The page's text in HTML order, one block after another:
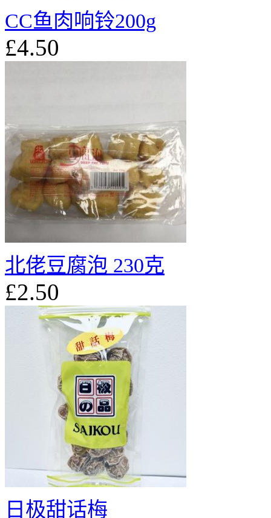
CC鱼肉响铃200g
£4.50
北佬豆腐泡 230克
£2.50
日极甜话梅